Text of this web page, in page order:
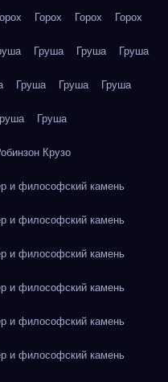
Горох Горох Горох
Груша Груша Груша
Груша Груша Груша
Груша
Крузо
и философский камень
и философский камень
и философский камень
и философский камень
и философский камень
и философский камень